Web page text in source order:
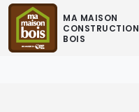
MA MAISON
CONSTRUCTION
BOIS